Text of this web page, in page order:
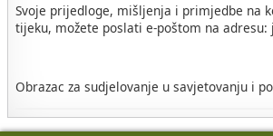
Svoje prijedloge, mišljenja i primjedbe na
tijeku, možete poslati e-poštom na adresu:
Obrazac za sudjelovanje u savjetovanju i